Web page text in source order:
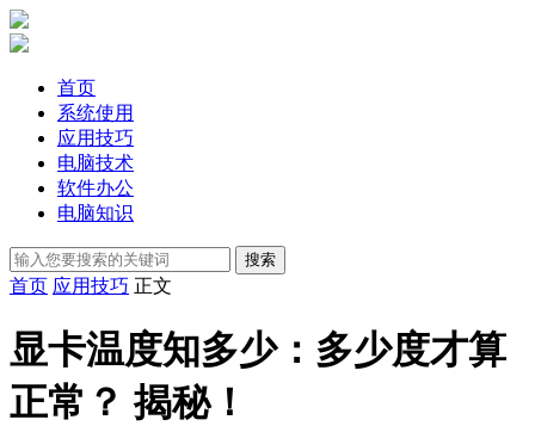
首页
系统使用
应用技巧
电脑技术
软件办公
电脑知识
首页 应用技巧 正文
显卡温度知多少：多少度才算
正常？ 揭秘！